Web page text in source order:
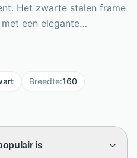
Het zwarte stalen frame
een elegante
je media-
biedt dit TV-meubel
DVD-speler en
terwijl de lade perfect is
kabels en kleine spullen.
Breedte:160
is